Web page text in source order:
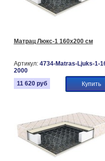
Матрац Люкс-1 160х200 см
Артикул: 4734-Matras-Ljuks-1-
2000
11 620 руб Купить